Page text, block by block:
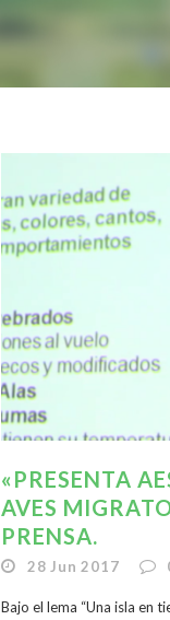
«PRESENTA
AVES
PRENSA.
28 Jun 2017
Bajo el lema “Una isla en